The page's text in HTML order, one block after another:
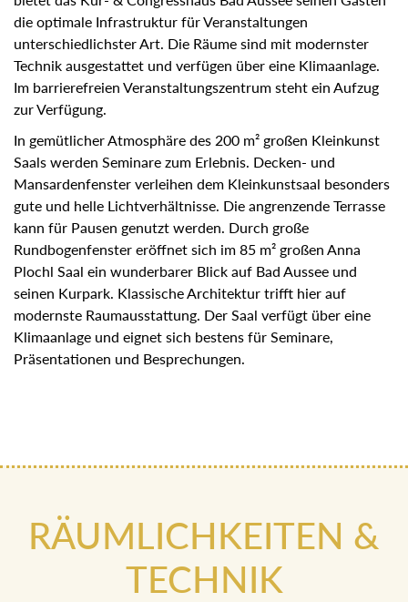
die optimale Infrastruktur für Veranstaltungen
unterschiedlichster Art. Die Räume sind mit modernster
Technik ausgestattet und verfügen über eine Klimaanlage.
Im barrierefreien Veranstaltungszentrum steht ein Aufzug
zur Verfügung.
In gemütlicher Atmosphäre des 200 m² großen Kleinkunst
Saals werden Seminare zum Erlebnis. Decken- und
Mansardenfenster verleihen dem Kleinkunstsaal besonders
gute und helle Lichtverhältnisse. Die angrenzende Terrasse
kann für Pausen genutzt werden. Durch große
Rundbogenfenster eröffnet sich im 85 m² großen Anna
Plochl Saal ein wunderbarer Blick auf Bad Aussee und
seinen Kurpark. Klassische Architektur trifft hier auf
modernste Raumausstattung. Der Saal verfügt über eine
Klimaanlage und eignet sich bestens für Seminare,
Präsentationen und Besprechungen.
RÄUMLICHKEITEN &
TECHNIK